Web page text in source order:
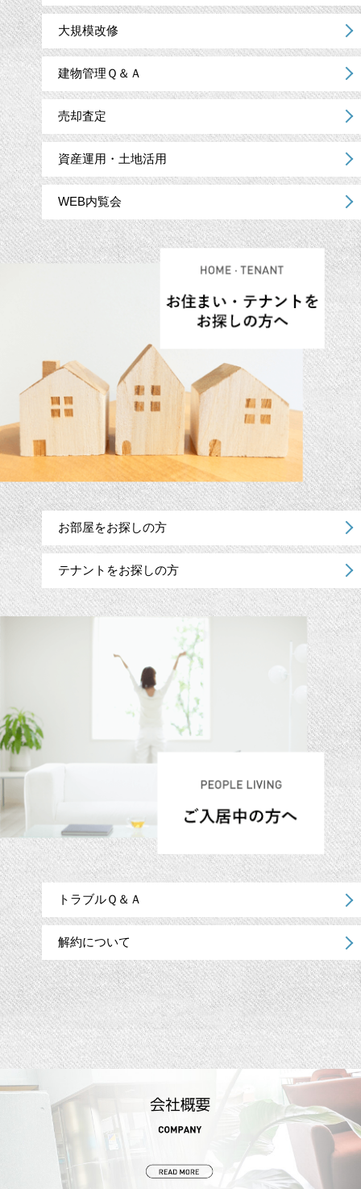
大規模改修
建物管理Ｑ＆Ａ
売却査定
資産運用・土地活用
WEB内覧会
お部屋をお探しの方
テナントをお探しの方
トラブルＱ＆Ａ
解約について